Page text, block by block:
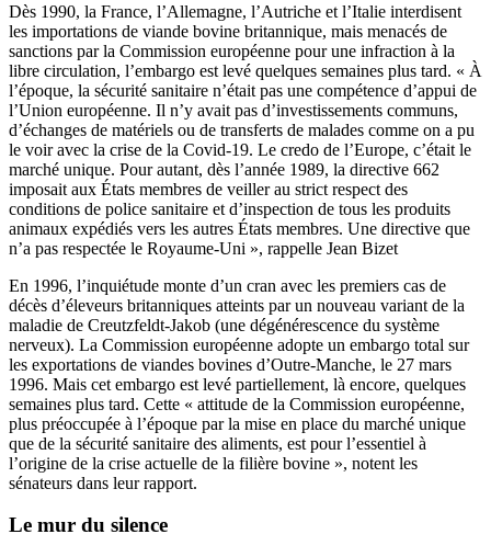
Dès 1990, la France, l’Allemagne, l’Autriche et l’Italie interdisent
les importations de viande bovine britannique, mais menacés de
sanctions par la Commission européenne pour une infraction à la
libre circulation, l’embargo est levé quelques semaines plus tard. « À
l’époque, la sécurité sanitaire n’était pas une compétence d’appui de
l’Union européenne. Il n’y avait pas d’investissements communs,
d’échanges de matériels ou de transferts de malades comme on a pu
le voir avec la crise de la Covid-19. Le credo de l’Europe, c’était le
marché unique. Pour autant, dès l’année 1989, la directive 662
imposait aux États membres de veiller au strict respect des
conditions de police sanitaire et d’inspection de tous les produits
animaux expédiés vers les autres États membres. Une directive que
n’a pas respectée le Royaume-Uni », rappelle Jean Bizet
En 1996, l’inquiétude monte d’un cran avec les premiers cas de
décès d’éleveurs britanniques atteints par un nouveau variant de la
maladie de Creutzfeldt-Jakob (une dégénérescence du système
nerveux). La Commission européenne adopte un embargo total sur
les exportations de viandes bovines d’Outre-Manche, le 27 mars
1996. Mais cet embargo est levé partiellement, là encore, quelques
semaines plus tard. Cette « attitude de la Commission européenne,
plus préoccupée à l’époque par la mise en place du marché unique
que de la sécurité sanitaire des aliments, est pour l’essentiel à
l’origine de la crise actuelle de la filière bovine », notent les
sénateurs dans leur rapport.
Le mur du silence